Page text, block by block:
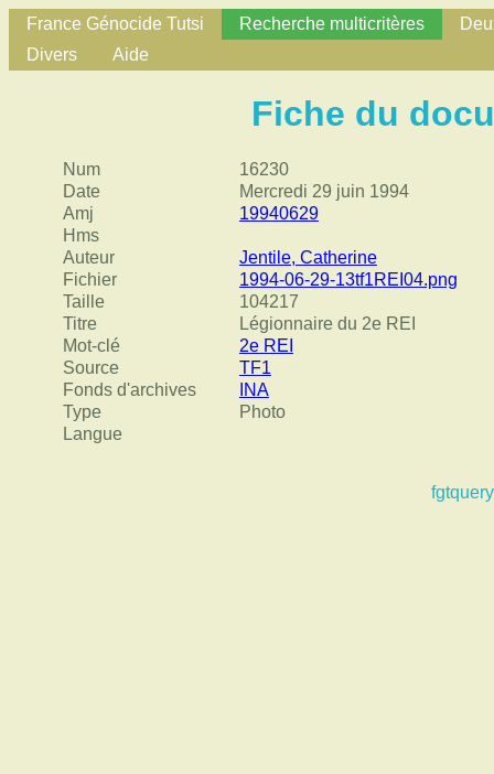
France Génocide Tutsi Recherche multicritères
Divers
Aide
Fiche du
Num
16230
Date
Mercredi 29 juin 1994
Amj
19940629
Hms
Auteur
Jentile, Catherine
Fichier
1994-06-29-13tf1REI04.png
Taille
104217
Titre
Légionnaire du 2e REI
Mot-clé
2e REI
Source
TF1
Fonds d'archives
INA
Type
Photo
Langue